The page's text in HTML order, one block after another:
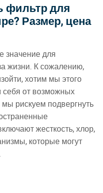
фильтр для
Размер, цена
значение для
жизни. К сожалению,
хотим мы этого
себя от возможных
рискуем подвергнуть
жесткость, хлор,
которые могут